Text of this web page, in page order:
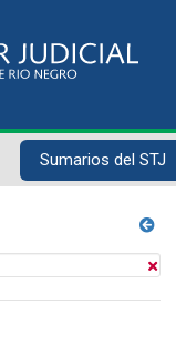
Sumarios del STJ